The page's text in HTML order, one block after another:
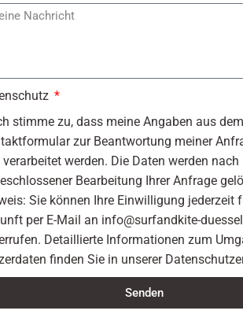
stimme zu, dass meine Angaben aus dem
zur Beantwortung meiner
verarbeitet werden. Die Daten werden nach
Bearbeitung Ihrer Anfrage
Sie können Ihre Einwilligung jederzeit
per E-Mail an info@surfandkite-
Detaillierte Informationen zum
finden Sie in unserer
Senden